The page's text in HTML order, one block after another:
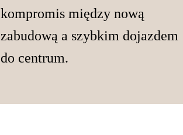
kompromis między nową
zabudową a szybkim dojazdem
do centrum.